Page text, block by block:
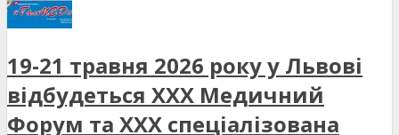
19-21 травня 2026 року у Львові
відбудеться XXX Медичний
Форум та XXX спеціалізована